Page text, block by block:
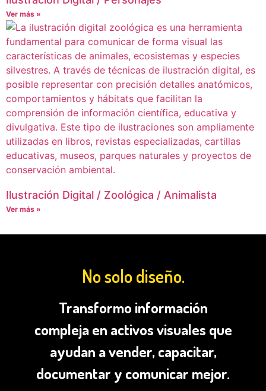
Ver más »
Ilustración Digital / Zoológica / Animalista
Ver más »
No solo diseño.
Transformo información
compleja en activos visuales que
ayudan a vender, capacitar,
documentar y comunicar mejor.